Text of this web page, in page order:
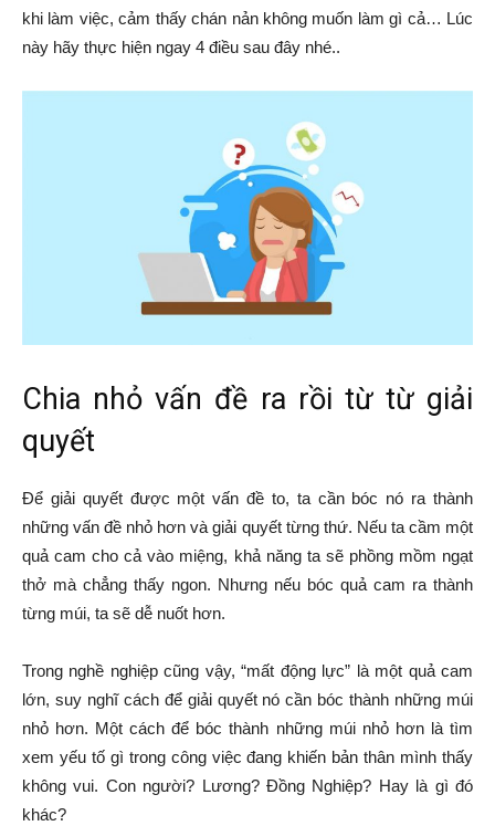
khi làm việc, cảm thấy chán nản không muốn làm gì cả… Lúc
này hãy thực hiện ngay 4 điều sau đây nhé..
Chia nhỏ vấn đề ra rồi từ từ giải
quyết
Để giải quyết được một vấn đề to, ta cần bóc nó ra thành
những vấn đề nhỏ hơn và giải quyết từng thứ. Nếu ta cầm một
quả cam cho cả vào miệng, khả năng ta sẽ phồng mồm ngạt
thở mà chẳng thấy ngon. Nhưng nếu bóc quả cam ra thành
từng múi, ta sẽ dễ nuốt hơn.
Trong nghề nghiệp cũng vậy, “mất động lực” là một quả cam
lớn, suy nghĩ cách để giải quyết nó cần bóc thành những múi
nhỏ hơn. Một cách để bóc thành những múi nhỏ hơn là tìm
xem yếu tố gì trong công việc đang khiến bản thân mình thấy
không vui. Con người? Lương? Đồng Nghiệp? Hay là gì đó
khác?